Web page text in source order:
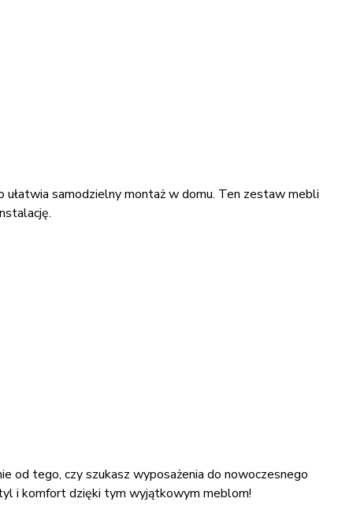
samodzielny montaż w domu. Ten zestaw mebli
od tego, czy szukasz wyposażenia do nowoczesnego
i komfort dzięki tym wyjątkowym meblom!